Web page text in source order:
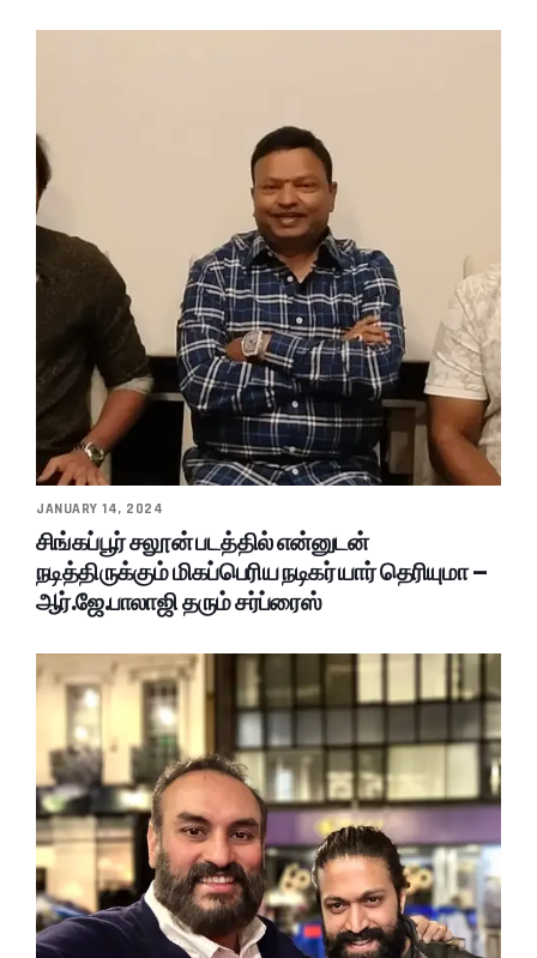
JANUARY 14, 2024
சிங்கப்பூர் சலூன் படத்தில் என்னுடன்
நடித்திருக்கும் மிகப்பெரிய நடிகர் யார் தெரியுமா –
ஆர்.ஜே.பாலாஜி தரும் சர்ப்ரைஸ்